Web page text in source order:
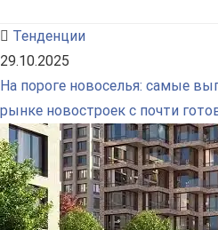
Тенденции
29.10.2025
На пороге новоселья: самые
рынке новостроек с почти